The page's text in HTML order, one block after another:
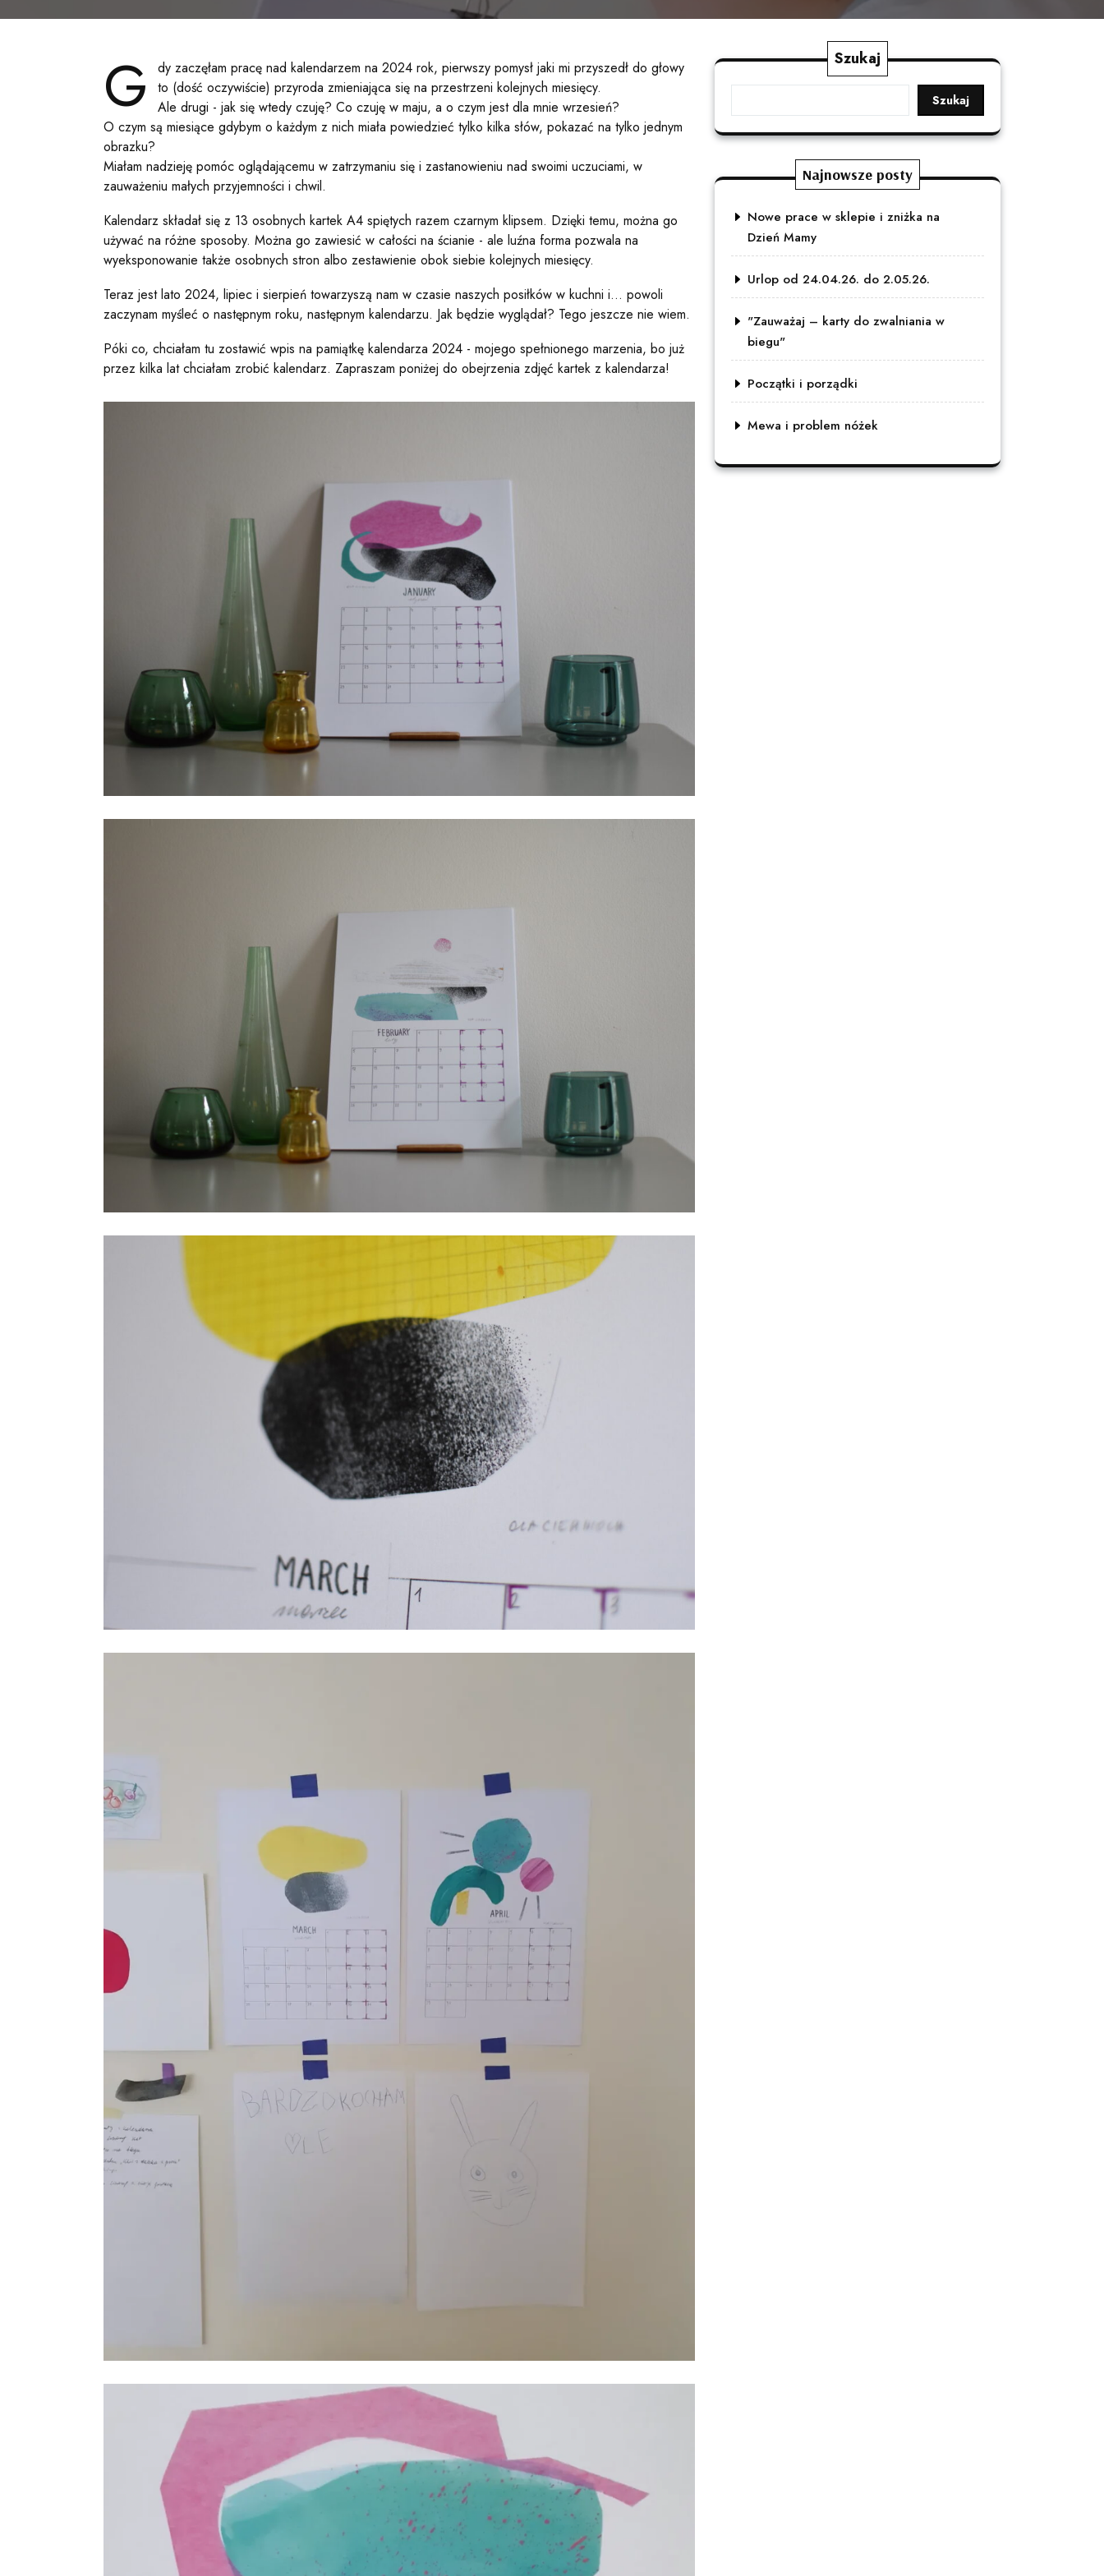
G
dy zaczęłam pracę nad kalendarzem na 2024 rok, pierwszy pomysł jaki mi przyszedł do głowy
to (dość oczywiście) przyroda zmieniająca się na przestrzeni kolejnych miesięcy.
Ale drugi - jak się wtedy czuję? Co czuję w maju, a o czym jest dla mnie wrzesień?
O czym są miesiące gdybym o każdym z nich miała powiedzieć tylko kilka słów, pokazać na tylko jednym
obrazku?
Miałam nadzieję pomóc oglądającemu w zatrzymaniu się i zastanowieniu nad swoimi uczuciami, w
zauważeniu małych przyjemności i chwil.
Kalendarz składał się z 13 osobnych kartek A4 spiętych razem czarnym klipsem. Dzięki temu, można go
używać na różne sposoby. Można go zawiesić w całości na ścianie - ale luźna forma pozwala na
wyeksponowanie także osobnych stron albo zestawienie obok siebie kolejnych miesięcy.
Teraz jest lato 2024, lipiec i sierpień towarzyszą nam w czasie naszych posiłków w kuchni i... powoli
zaczynam myśleć o następnym roku, następnym kalendarzu. Jak będzie wyglądał? Tego jeszcze nie wiem.
Póki co, chciałam tu zostawić wpis na pamiątkę kalendarza 2024 - mojego spełnionego marzenia, bo już
przez kilka lat chciałam zrobić kalendarz. Zapraszam poniżej do obejrzenia zdjęć kartek z kalendarza!
Szukaj
Szukaj
Najnowsze posty
Nowe prace w sklepie i zniżka na
Dzień Mamy
Urlop od 24.04.26. do 2.05.26.
"Zauważaj – karty do zwalniania w
biegu"
Początki i porządki
Mewa i problem nóżek